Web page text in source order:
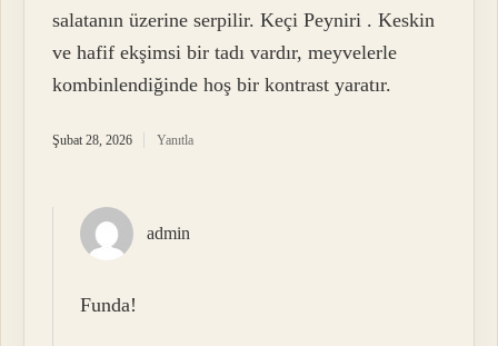
salatanın üzerine serpilir. Keçi Peyniri . Keskin
ve hafif ekşimsi bir tadı vardır, meyvelerle
kombinlendiğinde hoş bir kontrast yaratır.
Şubat 28, 2026 Yanıtla
admin
Funda!